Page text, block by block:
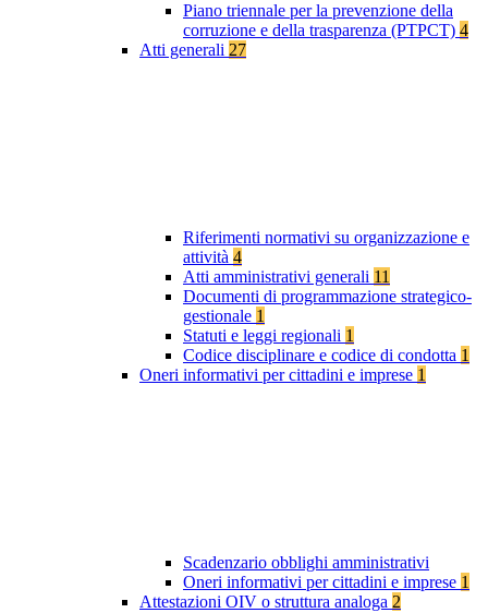
Piano triennale per la prevenzione della
corruzione e della trasparenza (PTPCT) 4
Atti generali 27
Riferimenti normativi su organizzazione e
attività 4
Atti amministrativi generali 11
Documenti di programmazione strategico-
gestionale 1
Statuti e leggi regionali 1
Codice disciplinare e codice di condotta 1
Oneri informativi per cittadini e imprese 1
Scadenzario obblighi amministrativi
Oneri informativi per cittadini e imprese 1
Attestazioni OIV o struttura analoga 2